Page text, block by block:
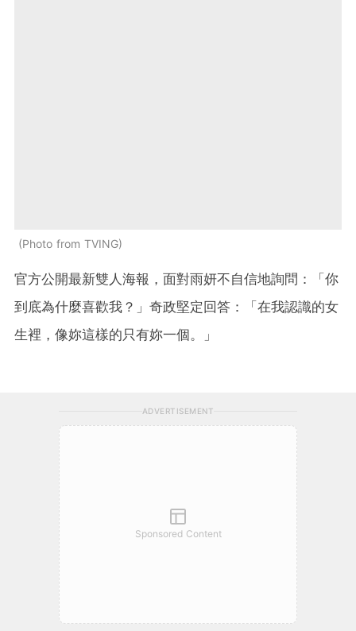
Photo from TVING
官方公開最新雙人海報，面對雨妍不自信地詢問：「你
到底為什麼喜歡我？」 奇政堅定回答：「在我認識的女
生裡，像妳這樣的只有妳一個。」
ADVERTISEMENT
Sponsored Content